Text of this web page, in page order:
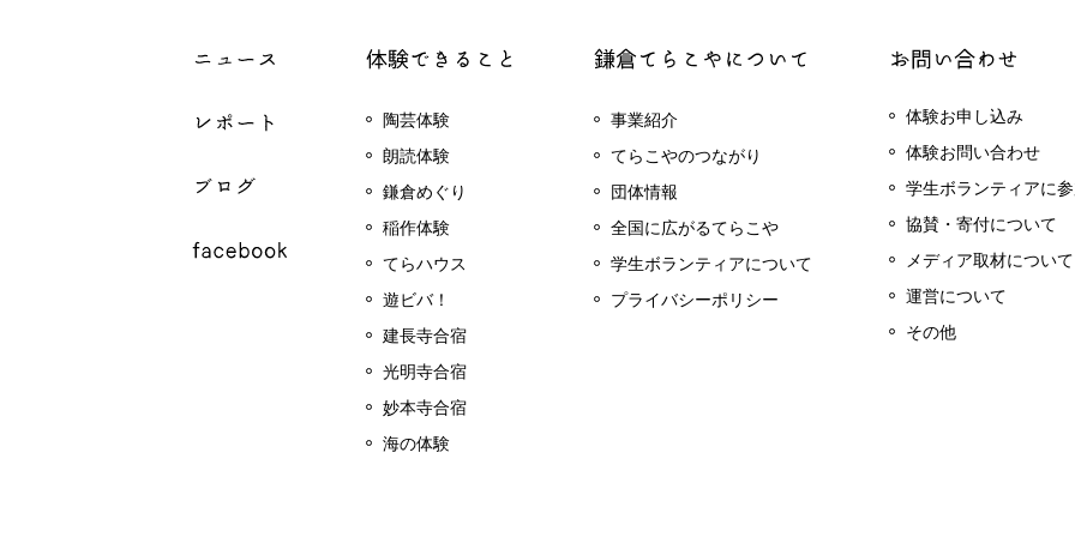
陶芸体験
朗読体験
鎌倉めぐり
稲作体験
てらハウス
遊ビバ！
建長寺合宿
光明寺合宿
妙本寺合宿
海の体験
事業紹介
てらこやのつながり
団体情報
全国に広がるてらこや
学生ボランティアについて
プライバシーポリシー
体験お申し込み
体験お問い合わせ
学生ボランティアに
協賛・寄付について
メディア取材について
運営について
その他